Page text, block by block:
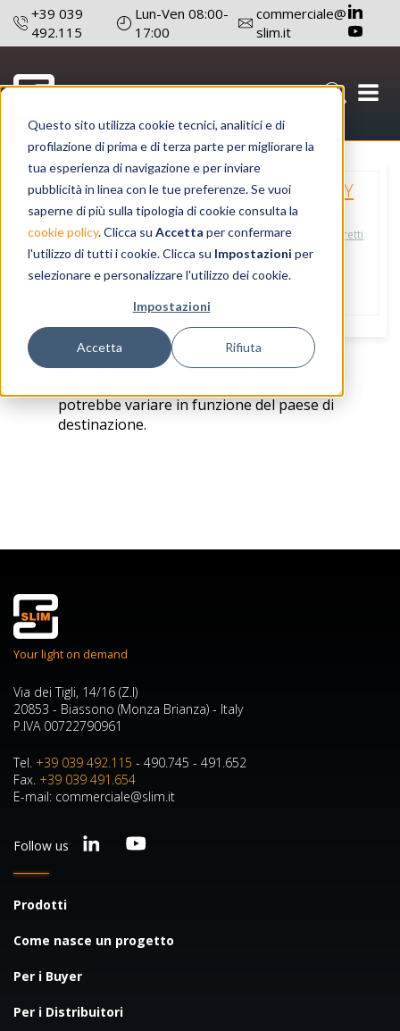
Questo sito utilizza cookie tecnici, analitici e di
profilazione di prima e di terza parte per migliorare la
tua esperienza di navigazione e per inviare
pubblicità in linea con le tue preferenze. Se vuoi
saperne di più sulla tipologia di cookie consulta la
cookie policy. Clicca su Accetta per confermare
l'utilizzo di tutti i cookie. Clicca su Impostazioni per
selezionare e personalizzare l'utilizzo dei cookie.
Impostazioni
Accetta Rifiuta
+39 039
492.115
Lun-Ven 08:00-
17:00
commerciale@
slim.it
FARETTO TB/013/SFY
catalogo prodotti
micro faretti
micro faretti
Si ricorda che il costo di campionatura è di
5€ + IVA a unità. Il costo delle spese di
potrebbe variare in funzione del paese di
destinazione.
Your light on demand
Via dei Tigli, 14/16 (Z.I)
20853 - Biassono (Monza Brianza) - Italy
P.IVA 00722790961
Tel. +39 039 492.115 - 490.745 - 491.652
Fax. +39 039 491.654
E-mail: commerciale@slim.it
Follow us
Prodotti
Come nasce un progetto
Per i Buyer
Per i Distribuitori